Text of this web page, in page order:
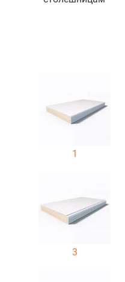
1
3